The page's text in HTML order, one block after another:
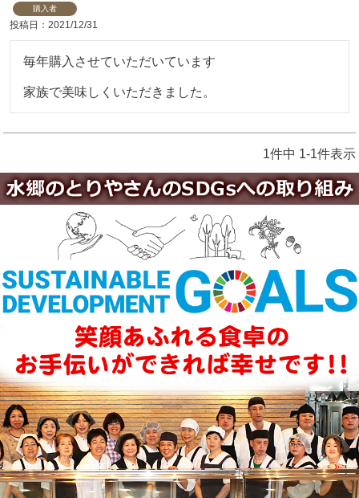
購入者
投稿日 2021/12/31
毎年購入させていただいています
家族で美味しくいただきました。
1件中 1-1件表示